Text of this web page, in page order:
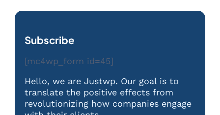
Subscribe
[mc4wp_form id=45]
Hello, we are Justwp. Our goal is to
translate the positive effects from
revolutionizing how companies engage